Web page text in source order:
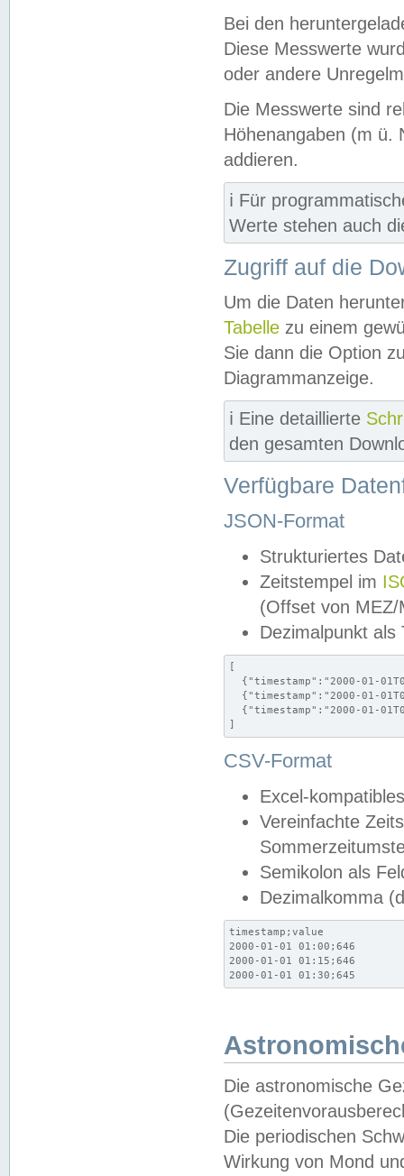
Bei den
Diese Messwerte
oder andere
Die Messwerte sind
Höhenangaben (m ü.
addieren.
ℹ️ Für
Werte stehen auch
Zugriff auf die
Um die Daten
Tabelle zu einem
Sie dann die Option
Diagrammanzeige.
ℹ️ Eine detaillierte
den gesamten
Verfügbare
JSON-Format
Strukturiertes
Zeitstempel im
(Offset von MEZ/
Dezimalpunkt als
[
{"timestamp":"2000-01-
{"timestamp":"2000-01-
{"timestamp":"2000-01-
]
CSV-Format
Excel-
Vereinfachte
Semikolon als
Dezimalkomma
timestamp;value
2000-01-01 01:00;646
2000-01-01 01:15;646
2000-01-01 01:30;645
Die astronomische
Die periodischen
Wirkung von Mond